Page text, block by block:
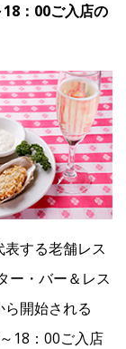
責事項
：00ご入店の
する老舗レス
ー・バー＆レス
開始される
18：00ご入店